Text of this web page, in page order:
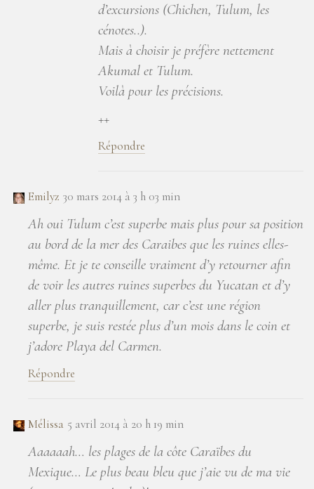
d’excursions (Chichen, Tulum, les
cénotes..).
Mais à choisir je préfère nettement
Akumal et Tulum.
Voilà pour les précisions.
++
Répondre
Emilyz 30 mars 2014 à 3 h 03 min
Ah oui Tulum c’est superbe mais plus pour sa position
au bord de la mer des Caraibes que les ruines elles-
même. Et je te conseille vraiment d’y retourner afin
de voir les autres ruines superbes du Yucatan et d’y
aller plus tranquillement, car c’est une région
superbe, je suis restée plus d’un mois dans le coin et
j’adore Playa del Carmen.
Répondre
Mélissa 5 avril 2014 à 20 h 19 min
Aaaaaah… les plages de la côte Caraïbes du
Mexique… Le plus beau bleu que j’aie vu de ma vie